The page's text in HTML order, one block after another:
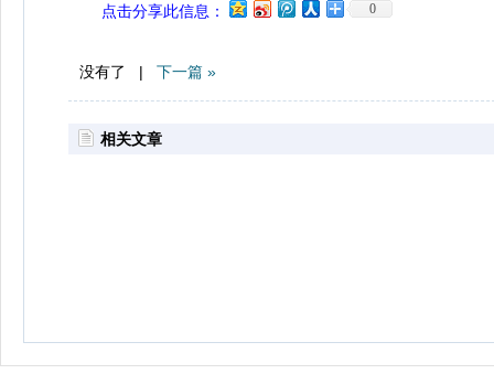
点击分享此信息：
0
没有了 | 下一篇 »
相关文章